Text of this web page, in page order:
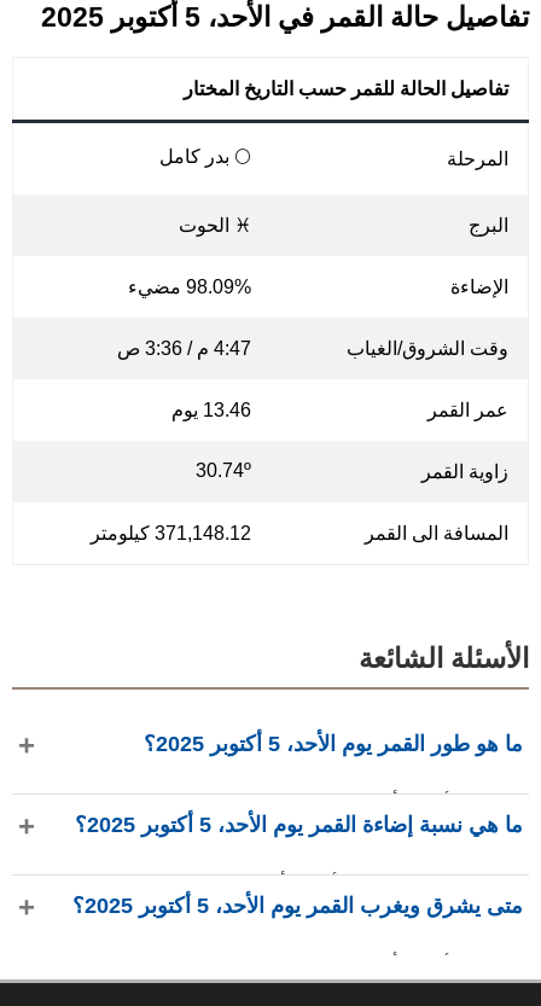
تفاصيل حالة القمر في الأحد، 5 أكتوبر 2025
تفاصيل الحالة للقمر حسب التاريخ المختار
المرحلة 🌕 بدر كامل
البرج ♓ الحوت
الإضاءة 98.09% مضيء
وقت الشروق/الغياب 4:47 م / 3:36 ص
عمر القمر 13.46 يوم
زاوية القمر 30.74º
المسافة الى القمر 371,148.12 كيلومتر
الأسئلة الشائعة
ما هو طور القمر يوم الأحد، 5 أكتوبر 2025؟
98.09%، عمره 13.46 يومًا، ويقع في كوكبة الحوت (♓). البياناتما هي نسبة إضاءة القمر يوم الأحد، 5 أكتوبر 2025؟
phasesmoon.com.
متى يشرق ويغرب القمر يوم الأحد، 5 أكتوبر 2025؟